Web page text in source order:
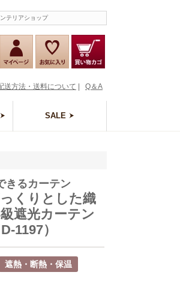
テリアショップ
Q＆A
送方法・送料について
SALE
きるカーテン
くりとした織
遮光カーテン
1197）
遮熱・断熱・保温